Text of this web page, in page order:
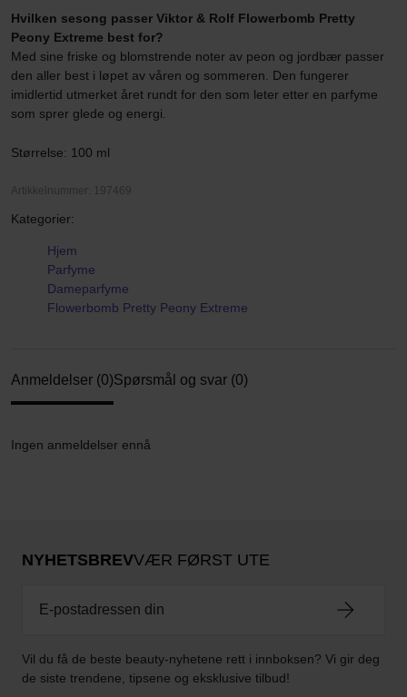
Hvilken sesong passer Viktor & Rolf Flowerbomb Pretty
Peony Extreme best for?
Med sine friske og blomstrende noter av peon og jordbær passer
den aller best i løpet av våren og sommeren. Den fungerer
imidlertid utmerket året rundt for den som leter etter en parfyme
som sprer glede og energi.
Størrelse: 100 ml
Artikkelnummer: 197469
Kategorier:
Hjem
Parfyme
Dameparfyme
Flowerbomb Pretty Peony Extreme
Anmeldelser (0)Spørsmål og svar (0)
Ingen anmeldelser ennå
NYHETSBREVVÆR FØRST UTE
Vil du få de beste beauty-nyhetene rett i innboksen? Vi gir deg
de siste trendene, tipsene og eksklusive tilbud!